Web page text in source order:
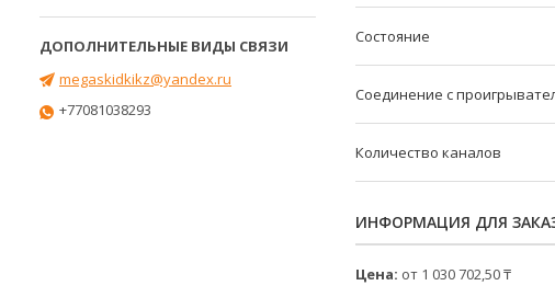
Состояние
Соединение с
Количество каналов
ИНФОРМАЦИЯ ДЛЯ
Цена: от 1 030 702,50 ₸
megaskidkikz@yandex.ru
+77081038293